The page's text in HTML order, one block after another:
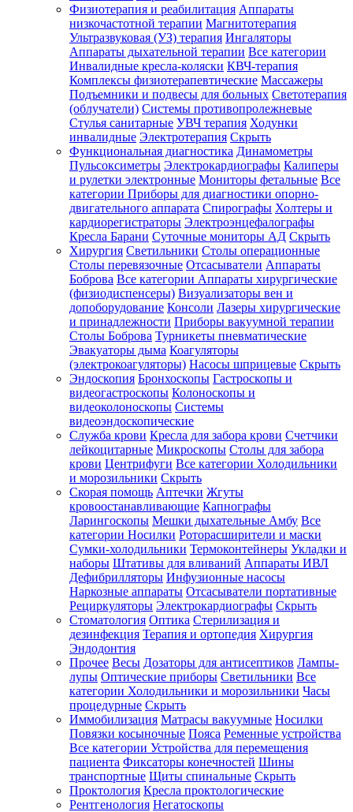
Физиотерапия и реабилитация Аппараты
низкочастотной терапии Магнитотерапия
Ультразвуковая (УЗ) терапия Ингаляторы
Аппараты дыхательной терапии Все категории
Инвалидные кресла-коляски КВЧ-терапия
Комплексы физиотерапевтические Массажеры
Подъемники и подвесы для больных Светотерапия
(облучатели) Системы противопролежневые
Стулья санитарные УВЧ терапия Ходунки
инвалидные Электротерапия Скрыть
Функциональная диагностика Динамометры
Пульсоксиметры Электрокардиографы Калиперы
и рулетки электронные Мониторы фетальные Все
категории Приборы для диагностики опорно-
двигательного аппарата Спирографы Холтеры и
кардиорегистраторы Электроэнцефалографы
Кресла Барани Суточные мониторы АД Скрыть
Хирургия Светильники Столы операционные
Столы перевязочные Отсасыватели Аппараты
Боброва Все категории Аппараты хирургические
(физиодиспенсеры) Визуализаторы вен и
допоборудование Консоли Лазеры хирургические
и принадлежности Приборы вакуумной терапии
Столы Боброва Турникеты пневматические
Эвакуаторы дыма Коагуляторы
(электрокоагуляторы) Насосы шприцевые Скрыть
Эндоскопия Бронхоскопы Гастроскопы и
видеогастроскопы Колоноскопы и
видеоколоноскопы Системы
видеоэндоскопические
Служба крови Кресла для забора крови Счетчики
лейкоцитарные Микроскопы Столы для забора
крови Центрифуги Все категории Холодильники
и морозильники Скрыть
Скорая помощь Аптечки Жгуты
кровоостанавливающие Капнографы
Ларингоскопы Мешки дыхательные Амбу Все
категории Носилки Роторасширители и маски
Сумки-холодильники Термоконтейнеры Укладки и
наборы Штативы для вливаний Аппараты ИВЛ
Дефибрилляторы Инфузионные насосы
Наркозные аппараты Отсасыватели портативные
Рециркуляторы Электрокардиографы Скрыть
Стоматология Оптика Стерилизация и
дезинфекция Терапия и ортопедия Хирургия
Эндодонтия
Прочее Весы Дозаторы для антисептиков Лампы-
лупы Оптические приборы Светильники Все
категории Холодильники и морозильники Часы
процедурные Скрыть
Иммобилизация Матрасы вакуумные Носилки
Повязки косыночные Пояса Ременные устройства
Все категории Устройства для перемещения
пациента Фиксаторы конечностей Шины
транспортные Щиты спинальные Скрыть
Проктология Кресла проктологические
Рентгенология Негатоскопы